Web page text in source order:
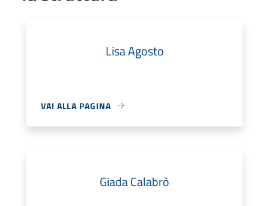
Lisa Agosto
VAI ALLA PAGINA
Giada Calabrò